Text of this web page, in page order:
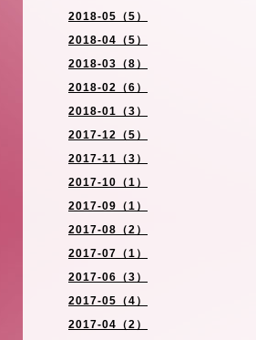
2018-05（5）
2018-04（5）
2018-03（8）
2018-02（6）
2018-01（3）
2017-12（5）
2017-11（3）
2017-10（1）
2017-09（1）
2017-08（2）
2017-07（1）
2017-06（3）
2017-05（4）
2017-04（2）